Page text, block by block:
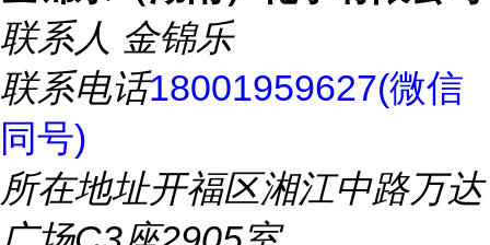
联系人 金锦乐
联系电话18001959627(微信
同号)
所在地址开福区湘江中路万达